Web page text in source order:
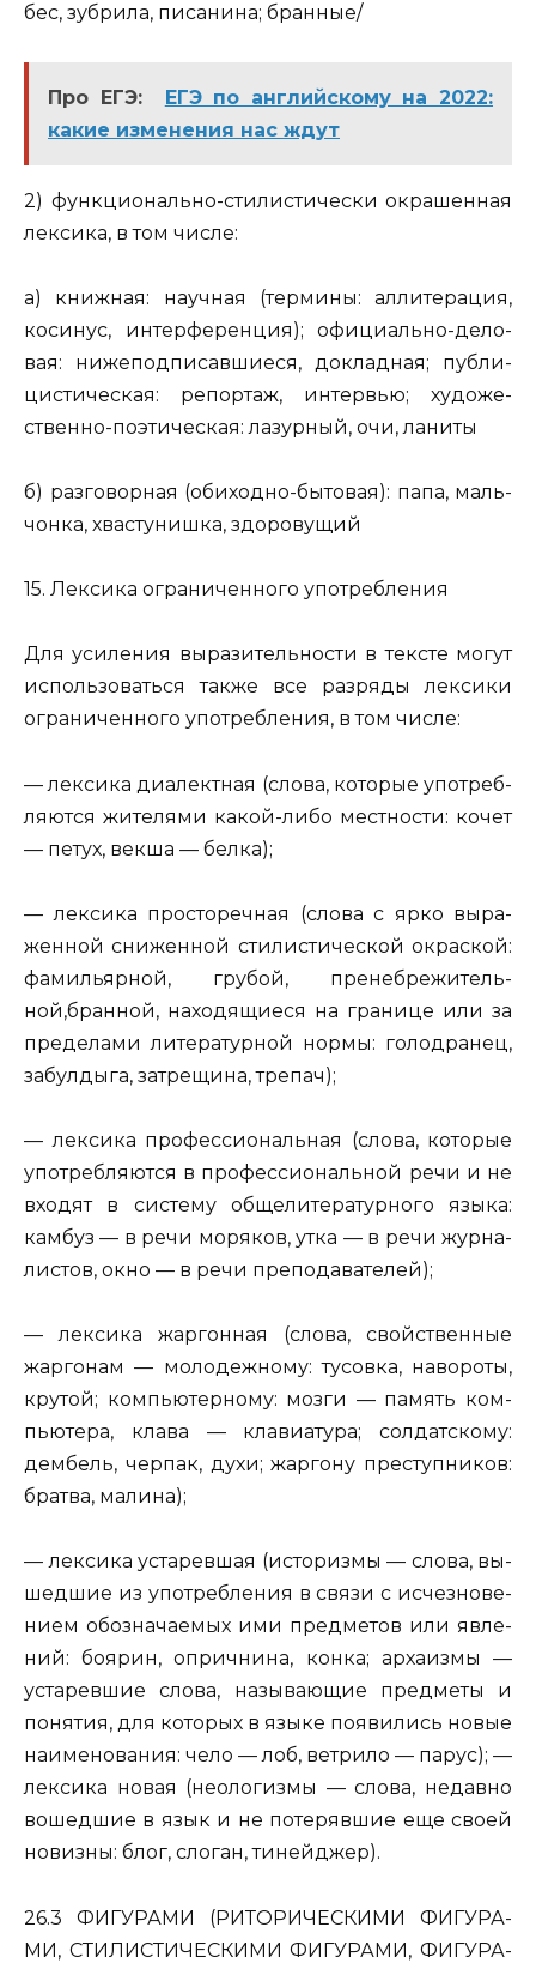
бес, зуб­ри­ла, пи­са­ни­на; бран­ные/
Про ЕГЭ:
ЕГЭ по английскому на 2022:
какие изменения нас ждут
2) функ­ци­о­наль­но-сти­ли­сти­че­ски окра­шен­ная
лек­си­ка, в том числе:
а) книж­ная: на­уч­ная (тер­ми­ны: ал­ли­те­ра­ция,
ко­си­нус, ин­тер­фе­рен­ция); офи­ци­аль­но-де­ло­
вая: ни­же­под­пи­сав­ши­е­ся, до­клад­ная; пуб­ли­
ци­сти­че­ская: ре­пор­таж, ин­тер­вью; ху­до­же­
ствен­но-по­э­ти­че­ская:ла­зур­ный, очи, ла­ни­ты
б) раз­го­вор­ная (оби­ход­но-бы­то­вая): папа, маль­
чон­ка, хва­сту­ниш­ка, здо­ро­ву­щий
15. Лек­си­ка огра­ни­чен­но­го упо­треб­ле­ния
Для уси­ле­ния вы­ра­зи­тель­но­сти в тек­сте могут
ис­поль­зо­вать­ся также все раз­ря­ды лек­си­ки
огра­ни­чен­но­го упо­треб­ле­ния, в том числе:
— лек­си­ка диа­лект­ная (слова, ко­то­рые упо­треб­
ля­ют­ся жи­те­ля­ми какой-либо мест­но­сти: кочет
— петух, векша — белка);
— лек­си­ка про­сто­реч­ная (слова с ярко вы­ра­
жен­ной сни­жен­ной сти­ли­сти­че­ской окрас­кой:
фа­ми­льяр­ной, гру­бой, пре­не­бре­жи­тель­
ной,бран­ной, на­хо­дя­щи­е­ся на гра­ни­це или за
пре­де­ла­ми ли­те­ра­тур­ной нормы: го­ло­д­ра­нец,
за­бул­ды­га, за­тре­щи­на, тре­пач);
— лек­си­ка про­фес­си­о­наль­ная (слова, ко­то­рые
упо­треб­ля­ют­ся в про­фес­си­о­наль­ной речи и не
вхо­дят в си­сте­му об­ще­ли­те­ра­тур­но­го языка:
кам­буз — в речи мо­ря­ков, утка — в речи жур­на­
ли­стов, окно — в речи пре­по­да­ва­те­лей);
— лек­си­ка жар­гон­ная (слова, свой­ствен­ные
жар­го­нам — мо­ло­деж­но­му:ту­сов­ка, на­во­ро­ты,
кру­той; ком­пью­тер­но­му: мозги — па­мять ком­
пью­те­ра, клава — кла­ви­а­ту­ра; сол­дат­ско­му:
дем­бель, чер­пак, духи; жар­го­ну пре­ступ­ни­ков:
брат­ва, ма­ли­на);
— лек­си­ка уста­рев­шая (ис­то­риз­мы — слова, вы­
шед­шие из упо­треб­ле­ния в связи с ис­чез­но­ве­
ни­ем обо­зна­ча­е­мых ими пред­ме­тов или яв­ле­
ний:бо­ярин, оприч­ни­на, конка; ар­ха­из­мы —
уста­рев­шие слова, на­зы­ва­ю­щие пред­ме­ты и
по­ня­тия, для ко­то­рых в языке по­яви­лись новые
на­име­но­ва­ния: чело — лоб, вет­ри­ло — парус); —
лек­си­ка новая (нео­ло­гиз­мы — слова, не­дав­но
во­шед­шие в язык и не по­те­ряв­шие еще своей
но­виз­ны: блог, сло­ган, ти­ней­джер).
26.3 ФИ­ГУ­РА­МИ (РИ­ТО­РИ­ЧЕ­СКИ­МИ ФИ­ГУ­РА­
МИ, СТИ­ЛИ­СТИ­ЧЕ­СКИ­МИ ФИ­ГУ­РА­МИ, ФИ­ГУ­РА­